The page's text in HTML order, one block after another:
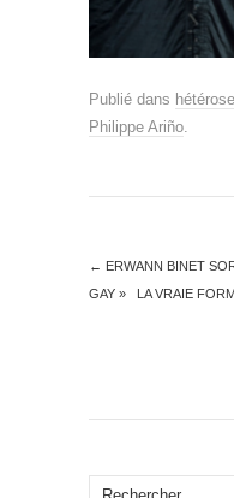
Publié dans
Philippe Ariño
← ERWANN BINET
GAY »
LA VRAIE
Rechercher :